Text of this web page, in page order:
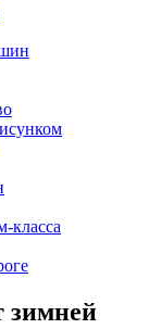
класса
зимней